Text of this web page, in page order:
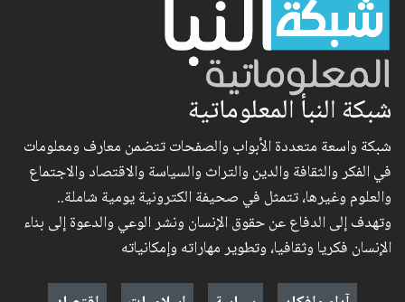
شبكة النبأ المعلوماتية
شبكة واسعة متعددة الأبواب والصفحات تتضمن معارف ومعلومات
في الفكر والثقافة والدين والتراث والسياسة والاقتصاد والاجتماع
والعلوم وغيرها، تتمثل في صحيفة الكترونية يومية شاملة..
وتهدف إلى الدفاع عن حقوق الإنسان ونشر الوعي والدعوة إلى بناء
الإنسان فكريا وثقافيا، وتطوير مهاراته وإمكانياته